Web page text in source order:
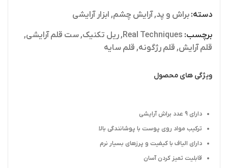
دسته: براش و پد,آرایش چشم, ابزار آرایشی
برچسب: Real Techniques
, ریل تکنیک, ست قلم آرایشی,
قلم آرایش, قلم رژگونه, قلم سایه
ویژگی های محصول
داراي 9 عدد براش آرایشی
ترکیب مواد روی پوست با پوشانندگی بالا
دارای الیاف با کیفیت و پرزهای بسیار نرم
قابلیت تمیز کردن آسان